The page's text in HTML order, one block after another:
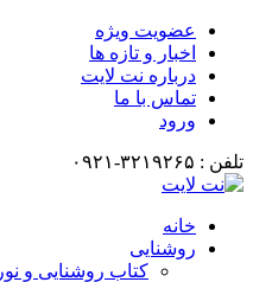
عضویت ویژه
اخبار و تازه ها
درباره نت لایت
تماس با ما
ورود
روشنایی
کتاب روشنایی و نورپردازی